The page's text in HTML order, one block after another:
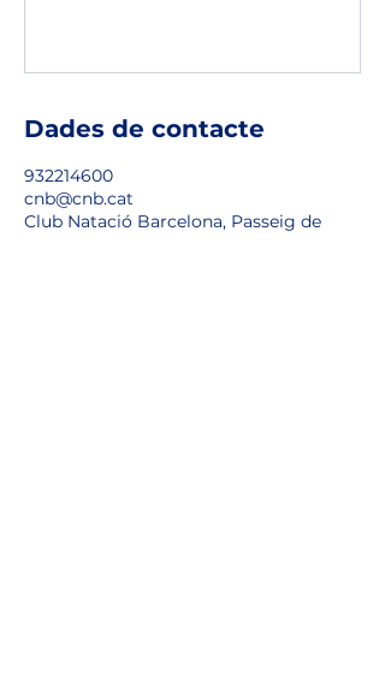
Dades de contacte
932214600
cnb@cnb.cat
Club Natació Barcelona, Passeig de